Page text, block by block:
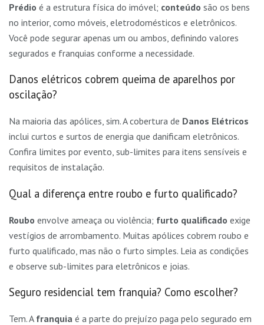
Prédio é a estrutura física do imóvel; conteúdo são os bens
no interior, como móveis, eletrodomésticos e eletrônicos.
Você pode segurar apenas um ou ambos, definindo valores
segurados e franquias conforme a necessidade.
Danos elétricos cobrem queima de aparelhos por
oscilação?
Na maioria das apólices, sim. A cobertura de Danos Elétricos
inclui curtos e surtos de energia que danificam eletrônicos.
Confira limites por evento, sub-limites para itens sensíveis e
requisitos de instalação.
Qual a diferença entre roubo e furto qualificado?
Roubo envolve ameaça ou violência; furto qualificado exige
vestígios de arrombamento. Muitas apólices cobrem roubo e
furto qualificado, mas não o furto simples. Leia as condições
e observe sub-limites para eletrônicos e joias.
Seguro residencial tem franquia? Como escolher?
Tem. A franquia é a parte do prejuízo paga pelo segurado em